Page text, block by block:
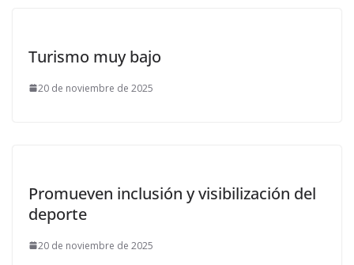
Turismo muy bajo
20 de noviembre de 2025
Promueven inclusión y visibilización del
deporte
20 de noviembre de 2025